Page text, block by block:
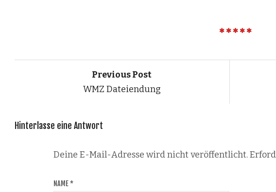
Previous Post
WMZ Dateiendung
Hinterlasse eine Antwort
Deine E-Mail-Adresse wird nicht veröffentlicht.
NAME*